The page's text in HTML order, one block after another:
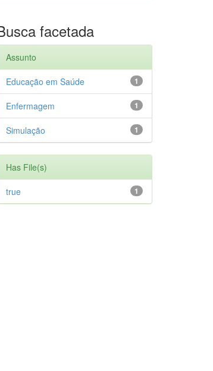
facetada
Assunto
1
Educação em Saúde
1
Enfermagem
1
Simulação
Has File(s)
1
true